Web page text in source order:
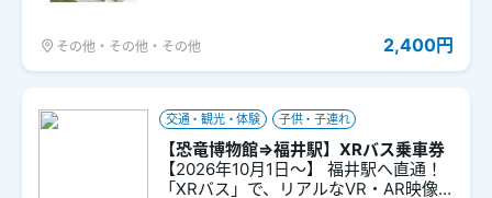
す。 におの浜観光桟橋から徒歩約5分の
LAGO 大津は「たねや」の新店舗。琵
しめます。 【「たねや」の和菓子】 求
肥入りの餡をふるさと近江のシンボ
ル”水色”の最中種にはんさんでいただく
手作り最中。
その他・その他・その他 2,400円
交通・観光・体験 子供・子連れ
【恐竜博物館⇒福井駅】XRバス乗車券
【2026年10月1日～】 福井駅へ直通！
「XRバス」で、リアルなVR・AR映像